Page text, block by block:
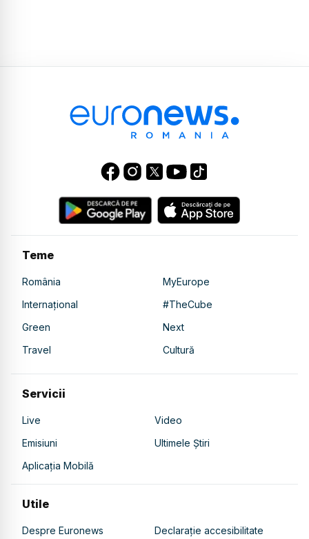
Teme
România
MyEurope
Internațional
#TheCube
Green
Next
Travel
Cultură
Servicii
Live
Video
Emisiuni
Ultimele Știri
Aplicația Mobilă
Utile
Despre Euronews Declarație accesibilitate